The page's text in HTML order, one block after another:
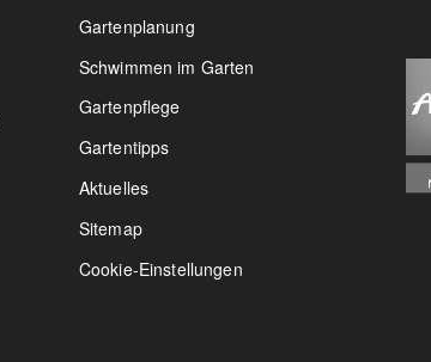
Gartenplanung
Schwimmen im Garten
Gartenpflege
Gartentipps
Aktuelles
Sitemap
Cookie-Einstellungen